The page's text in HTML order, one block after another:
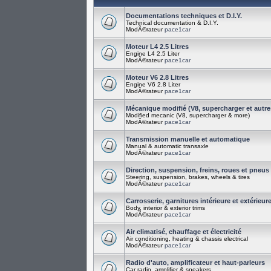
Documentations techniques et D.I.Y.
Technical documentation & D.I.Y.
ModÃ©rateurpace1car
Moteur L4 2.5 Litres
Engine L4 2.5 Liter
ModÃ©rateurpace1car
Moteur V6 2.8 Litres
Engine V6 2.8 Liter
ModÃ©rateurpace1car
Mécanique modifié (V8, supercharger et
Modified mecanic (V8, supercharger & more)
ModÃ©rateurpace1car
Transmission manuelle et automatique
Manual & automatic transaxle
ModÃ©rateurpace1car
Direction, suspension, freins, roues et pneus
Steering, suspension, brakes, wheels & tires
ModÃ©rateurpace1car
Carrosserie, garnitures intérieure et extérieure
Body, interior & exterior trims
ModÃ©rateurpace1car
Air climatisé, chauffage et électricité
Air conditioning, heating & chassis electrical
ModÃ©rateurpace1car
Radio d'auto, amplificateur et haut-parleurs
Car radio, amplifier & speakers